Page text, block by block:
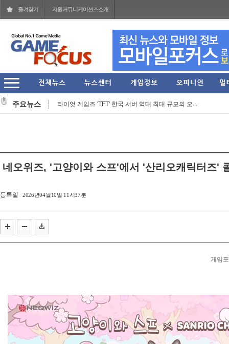
즐겨찾기 지원커뮤니케이션즈소개
주요뉴스
라이엇 게임즈 개발진이 말하는 지난 7년간의 TFT... ...
라이엇 게임즈 'TFT' 한국 서버 역대 최대 규모의 오...
헥토이노베이션 상반기 매출 2151억원, 영업이익 274...
스마일게이트, '코믹월드 335 일산'에 '카오스 제로 ...
네오위즈, '고양이와 스프'에서 '산리오캐릭터즈'
등록일 2026년04월10일 11시37분
게임